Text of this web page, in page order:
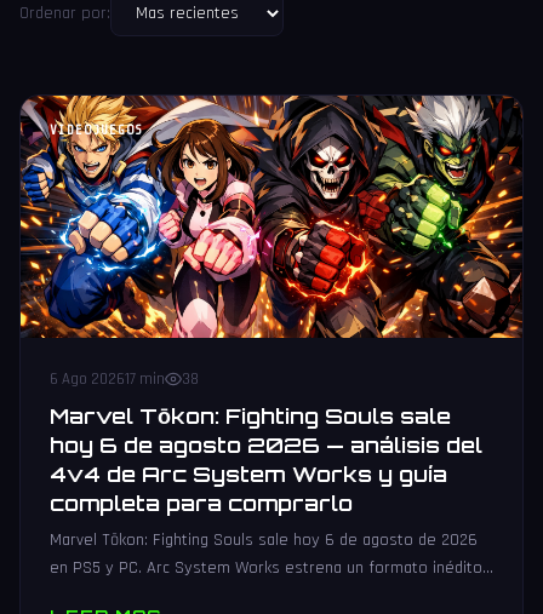
Ordenar por:
VIDEOJUEGOS
6 Ago 202617 min 38
Marvel Tōkon: Fighting Souls sale
hoy 6 de agosto 2026 — análisis del
4v4 de Arc System Works y guía
completa para comprarlo
Marvel Tōkon: Fighting Souls sale hoy 6 de agosto de 2026
en PS5 y PC. Arc System Works estrena un formato inédito